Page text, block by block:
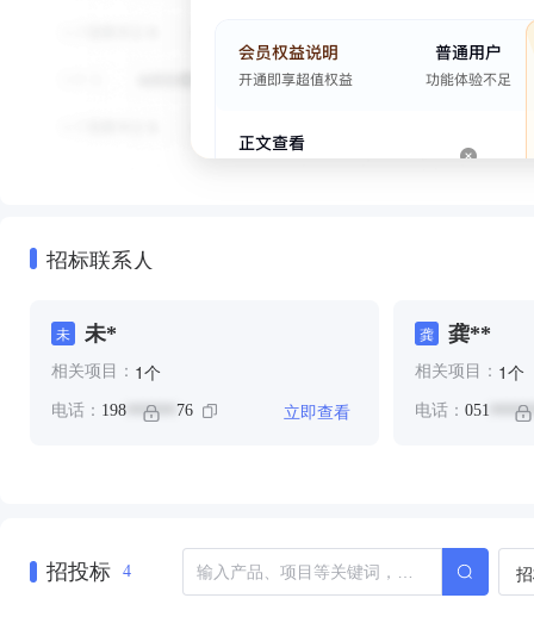
招标联系人
未 未*
相关项目： 1个
电话： 198 ****** 76 立即查看
龚 龚**
相关项目： 1个
电话： 051
招投标 4